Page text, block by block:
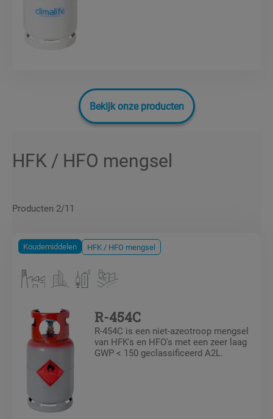
Bekijk onze producten
HFK / HFO mengsel
Producten 2/11
Koudemiddelen HFK / HFO mengsel
R-454C
R-454C is een niet-azeotroop mengsel
van HFK's en HFO's met een zeer laag
GWP < 150 geclassificeerd A2L.